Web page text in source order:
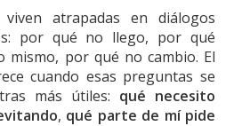
viven atrapadas en diálogos
por qué no llego, por qué
mismo, por qué no cambio. El
cuando esas preguntas se
más útiles: qué necesito
, qué parte de mí pide